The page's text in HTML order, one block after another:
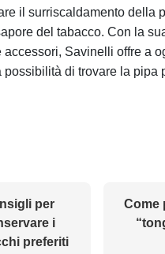
il surriscaldamento della
del tabacco. Con la
accessori, Savinelli offre a
possibilità di trovare la pipa
per
i
preferiti
Come